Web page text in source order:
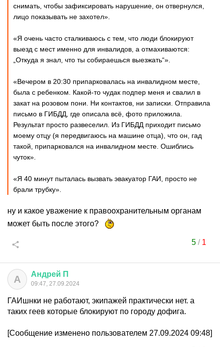
снимать, чтобы зафиксировать нарушение, он отвернулся,
лицо показывать не захотел».
«Я очень часто сталкиваюсь с тем, что люди блокируют
выезд с мест именно для инвалидов, а отмахиваются:
„Откуда я знал, что ты собираешься выезжать“».
«Вечером в 20:30 припарковалась на инвалидном месте,
была с ребенком. Какой-то чудак подпер меня и свалил в
закат на розовом пони. Ни контактов, ни записки. Отправила
письмо в ГИБДД, где описала всё, фото приложила.
Результат просто развеселил. Из ГИБДД приходит письмо
моему отцу (я передвигаюсь на машине отца), что он, гад
такой, припарковался на инвалидном месте. Ошиблись
чуток».
«Я 40 минут пыталась вызвать эвакуатор ГАИ, просто не
брали трубку».
ну и какое уважение к правоохранительным органам
может быть после этого?
5/ 1
А Андрей П
09:47, 27.09.2024
ГАИшнки не работают, экипажей практически нет. а
таких геев которые блокируют по городу дофига.
[Сообщение изменено пользователем 27.09.2024 09:48]